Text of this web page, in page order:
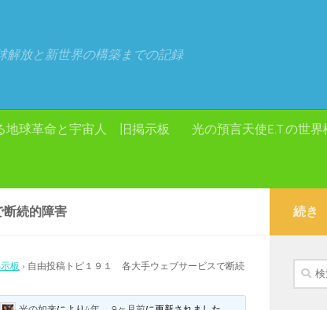
解放と新世界の構築までの記録
地球革命と宇宙人 旧掲示板 光の預言天使E.T.の世界
続的障害
板 › 自由投稿トピ１９１ 各大手ウェブサービスで断続
続き
検
索: